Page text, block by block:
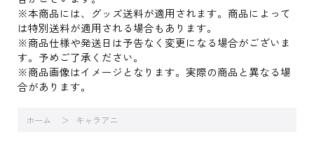
※本商品には、グッズ送料が適用されます。商品によって
は特別送料が適用される場合もあります。
※商品仕様や発送日は予告なく変更になる場合がございま
す。予めご了承ください。
※商品画像はイメージとなります。実際の商品と異なる場
合があります。
ホーム キャラアニ